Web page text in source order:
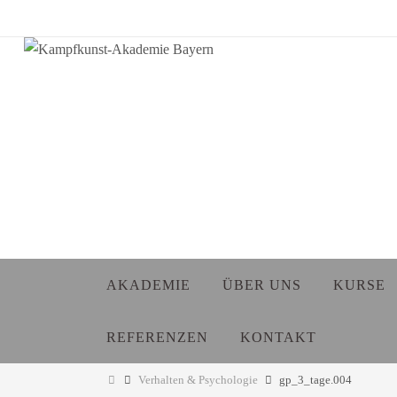
Inhalt
AKADEMIE ÜBER UNS KURSE
REFERENZEN KONTAKT
StartVerhalten & Psychologie gp_3_tage.004